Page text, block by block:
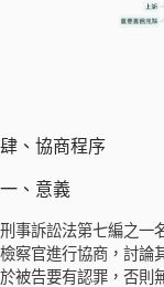
肆、協商程序
一、意義
刑事訴訟法第七編之一
檢察官進行協商，討論
於被告要有認罪，否則